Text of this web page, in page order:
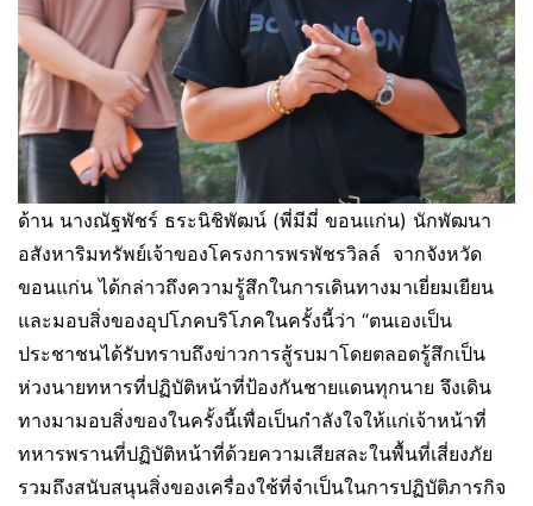
ด้าน นางณัฐพัชร์ ธระนิชิพัฒน์ (พี่มีมี่ ขอนแก่น) นักพัฒนา
อสังหาริมทรัพย์เจ้าของโครงการพรพัชรวิลล์ จากจังหวัด
ขอนแก่น ได้กล่าวถึงความรู้สึกในการเดินทางมาเยี่ยมเยียน
และมอบสิ่งของอุปโภคบริโภคในครั้งนี้ว่า “ตนเองเป็น
ประชาชนได้รับทราบถึงข่าวการสู้รบมาโดยตลอดรู้สึกเป็น
ห่วงนายทหารที่ปฏิบัติหน้าที่ป้องกันชายแดนทุกนาย จึงเดิน
ทางมามอบสิ่งของในครั้งนี้เพื่อเป็นกำลังใจให้แก่เจ้าหน้าที่
ทหารพรานที่ปฏิบัติหน้าที่ด้วยความเสียสละในพื้นที่เสี่ยงภัย
รวมถึงสนับสนุนสิ่งของเครื่องใช้ที่จำเป็นในการปฏิบัติภารกิจ